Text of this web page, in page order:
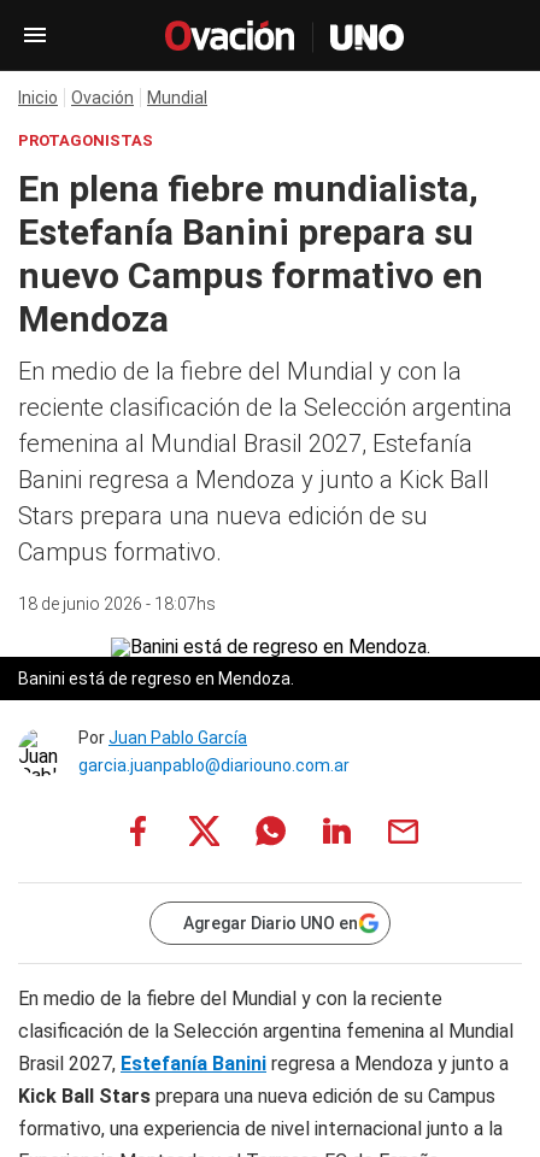
Inicio Ovación Mundial
PROTAGONISTAS
En plena fiebre mundialista,
Estefanía Banini prepara su
nuevo Campus formativo en
Mendoza
En medio de la fiebre del Mundial y con la
reciente clasificación de la Selección argentina
femenina al Mundial Brasil 2027, Estefanía
Banini regresa a Mendoza y junto a Kick Ball
Stars prepara una nueva edición de su
Campus formativo.
18 de junio 2026 - 18:07hs
Banini está de regreso en Mendoza.
PorJuan Pablo García
garcia.juanpablo@diariouno.com.ar
Agregar Diario UNO en
En medio de la fiebre del Mundial y con la reciente
clasificación de la Selección argentina femenina al Mundial
Brasil 2027, Estefanía Banini regresa a Mendoza y junto a
Kick Ball Stars prepara una nueva edición de su Campus
formativo, una experiencia de nivel internacional junto a la